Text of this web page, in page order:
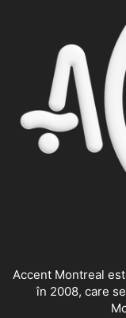
Accent Montreal
în 2008, care